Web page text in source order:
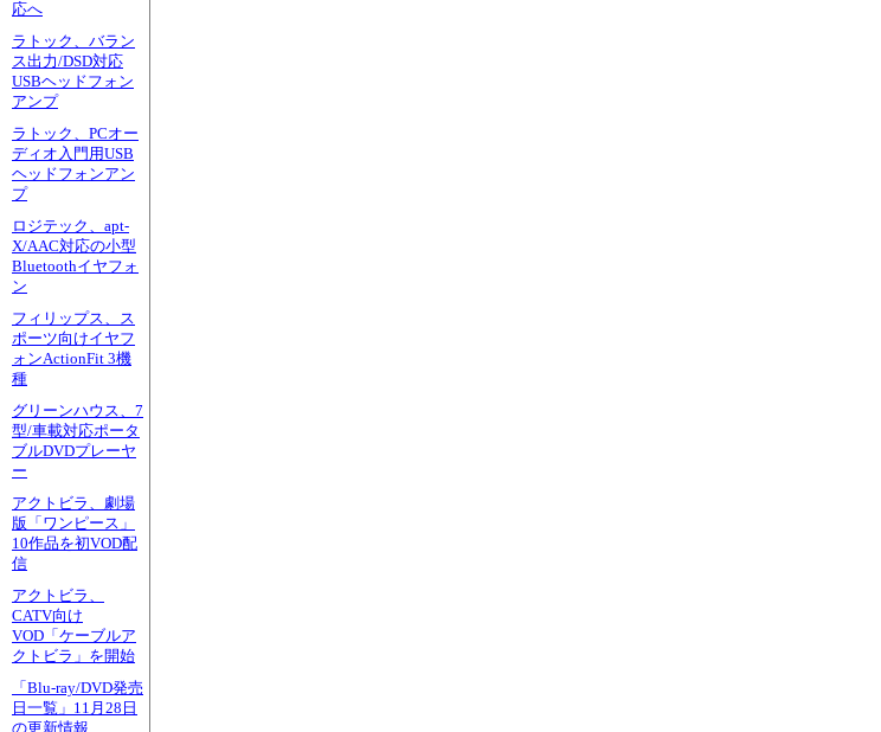
応へ
ラトック、バラン
ス出力/DSD対応
USBヘッドフォン
アンプ
ラトック、PCオー
ディオ入門用USB
ヘッドフォンアン
プ
ロジテック、apt-
X/AAC対応の小型
Bluetoothイヤフォ
ン
フィリップス、ス
ポーツ向けイヤフ
ォンActionFit 3機
種
グリーンハウス、7
型/車載対応ポータ
ブルDVDプレーヤ
ー
アクトビラ、劇場
版「ワンピース」
10作品を初VOD配
信
アクトビラ、
CATV向け
VOD「ケーブルア
クトビラ」を開始
「Blu-ray/DVD発売
日一覧」11月28日
の更新情報